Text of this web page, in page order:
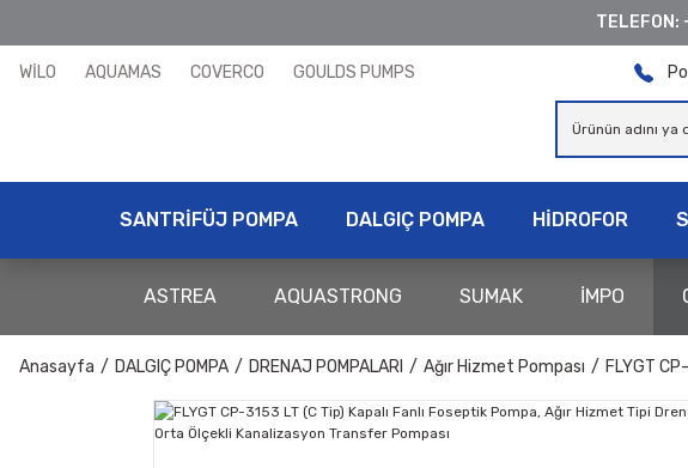
TELEFON:
WİLO AQUAMAS COVERCO GOULDS PUMPS
SANTRİFÜJ POMPA DALGIÇ POMPA HİDROFOR
ASTREA AQUASTRONG SUMAK İMPO
Anasayfa DALGIÇ POMPA DRENAJ POMPALARI Ağır Hizmet Pompası FLYGT